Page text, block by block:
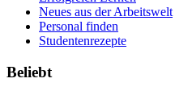
Neues aus der Arbeitswelt
Personal finden
Studentenrezepte
Beliebt